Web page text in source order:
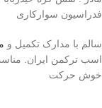
فدراسیون سوارکاری
سالم با مدارک تکمیل و
اسب ترکمن ایران.
خوش حرکت